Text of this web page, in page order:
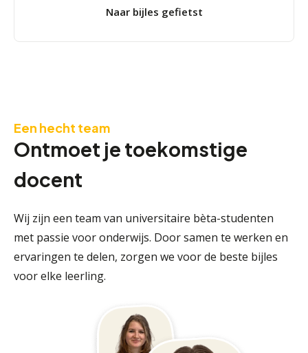
Naar bijles gefietst
Een hecht team
Ontmoet je toekomstige
docent
Wij zijn een team van universitaire bèta-studenten
met passie voor onderwijs. Door samen te werken en
ervaringen te delen, zorgen we voor de beste bijles
voor elke leerling.